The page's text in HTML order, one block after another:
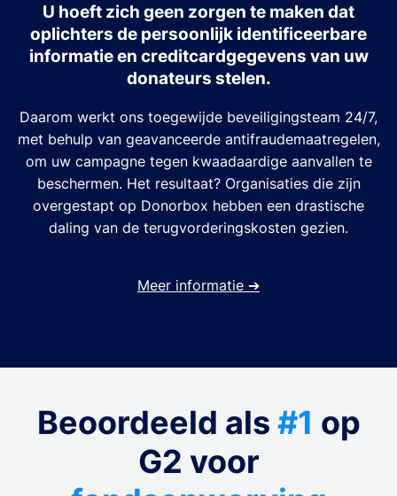
U hoeft zich geen zorgen te maken dat
oplichters de persoonlijk identificeerbare
informatie en creditcardgegevens van uw
donateurs stelen.
Daarom werkt ons toegewijde beveiligingsteam 24/7,
met behulp van geavanceerde antifraudemaatregelen,
om uw campagne tegen kwaadaardige aanvallen te
beschermen. Het resultaat? Organisaties die zijn
overgestapt op Donorbox hebben een drastische
daling van de terugvorderingskosten gezien.
Meer informatie ➔
Beoordeeld als #1 op
G2 voor